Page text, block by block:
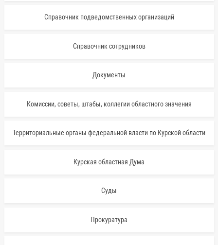
Справочник подведомственных организаций
Справочник сотрудников
Документы
Комиссии, советы, штабы, коллегии областного значения
Территориальные органы федеральной власти по Курской области
Курская областная Дума
Суды
Прокуратура